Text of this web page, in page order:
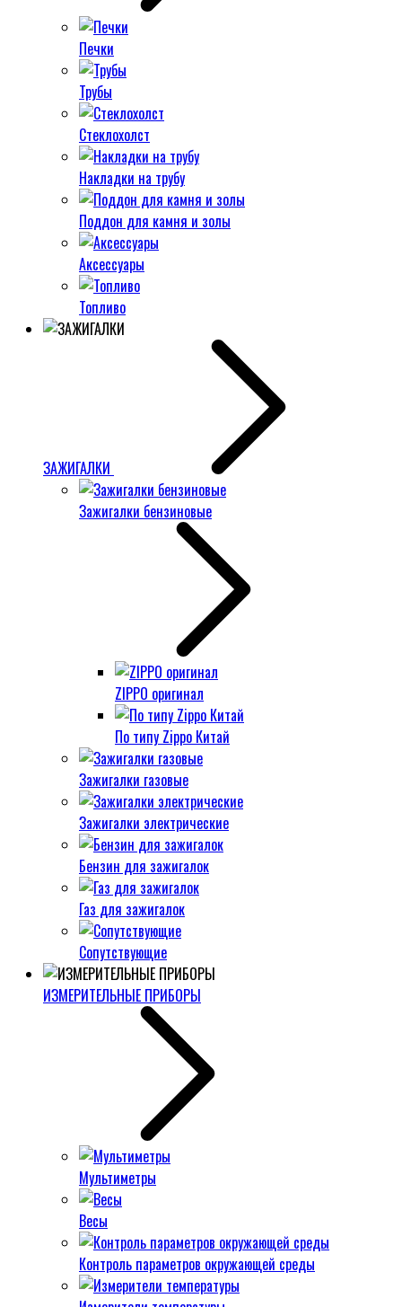
Печки
Трубы
Стеклохолст
Накладки на трубу
Поддон для камня и золы
Аксессуары
Топливо
ЗАЖИГАЛКИ
Зажигалки бензиновые
ZIPPO оригинал
По типу Zippo Китай
Зажигалки газовые
Зажигалки электрические
Бензин для зажигалок
Газ для зажигалок
Сопутствующие
ИЗМЕРИТЕЛЬНЫЕ ПРИБОРЫ
Мультиметры
Весы
Контроль параметров окружающей среды